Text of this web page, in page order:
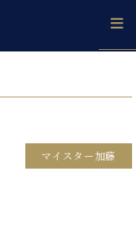
マイスター加藤